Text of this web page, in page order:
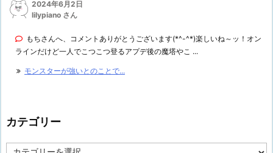
2024年6月2日
lilypiano さん
もちさんへ、コメントありがとうございます(*^-^*)楽しいね～ッ！オン
ラインだけど一人でこつこつ登るアプデ後の魔塔やこ ...
モンスターが強いとのことで...
カテゴリー